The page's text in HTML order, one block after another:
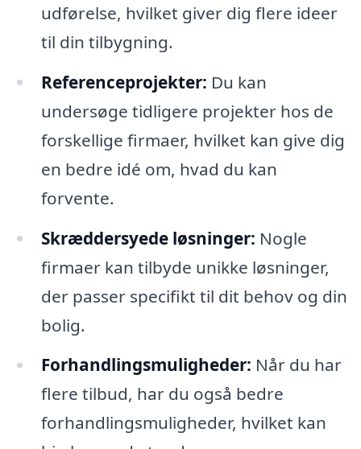
udførelse, hvilket giver dig flere ideer
til din tilbygning.
Referenceprojekter: Du kan
undersøge tidligere projekter hos de
forskellige firmaer, hvilket kan give dig
en bedre idé om, hvad du kan
forvente.
Skræddersyede løsninger: Nogle
firmaer kan tilbyde unikke løsninger,
der passer specifikt til dit behov og din
bolig.
Forhandlingsmuligheder: Når du har
flere tilbud, har du også bedre
forhandlingsmuligheder, hvilket kan